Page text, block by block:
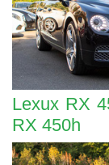
Lexux RX
RX 450h